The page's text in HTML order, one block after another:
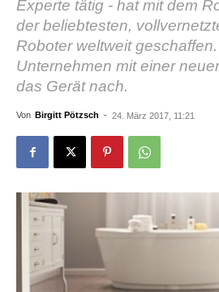
Experte tätig - hat mit dem
der beliebtesten,
Roboter weltweit
Unternehmen mit einer
das Gerät nach.
Von Birgitt Pötzsch - 24. März 2017, 11:21